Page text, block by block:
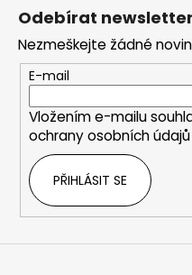
Odebírat newsletter
Nezmeškejte žádné
E-mail
Vložením e-mailu
ochrany osobních údajů
PŘIHLÁSIT SE